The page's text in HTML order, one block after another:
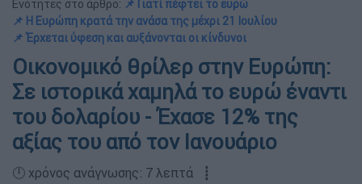
Ενότητες στο άρθρο: 📌 Γιατί πέφτει το ευρώ
📌 Η Ευρώπη κρατά την ανάσα της μέχρι 21 Ιουλίου
📌 Έρχεται ύφεση και αυξάνονται οι κίνδυνοι
Οικονομικό θρίλερ στην Ευρώπη:
Σε ιστορικά χαμηλά το ευρώ έναντι
του δολαρίου - Έχασε 12% της
αξίας του από τον Ιανουάριο
🕛 χρόνος ανάγνωσης: 7 λεπτά ┋